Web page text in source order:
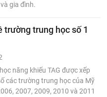
gia đình.
trường trung học số 1
năng khiếu TAG được xếp
các trường trung học của Mỹ
2007, 2009, 2010 và 2011